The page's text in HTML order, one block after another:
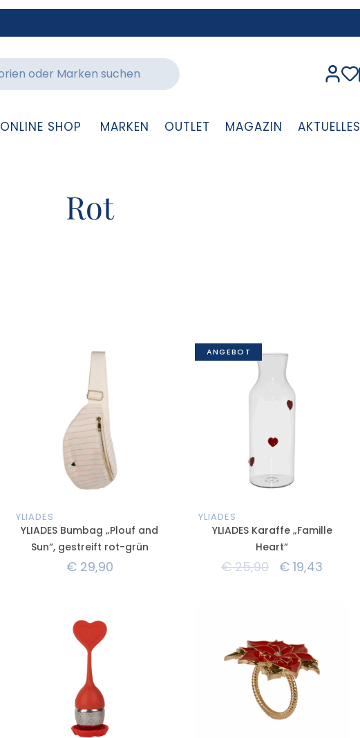
ONLINE SHOP MARKEN OUTLET MAGAZIN AKTUELLES
Rot
YLIADES
YLIADES Bumbag „Plouf and
Sun“, gestreift rot-grün
€29,90
ANGEBOT
YLIADES
YLIADES Karaffe „Famille
Heart“
€ 25,90 € 19,43